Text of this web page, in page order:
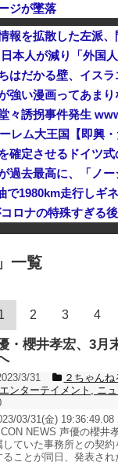
ジが墜落
てる人達、終了へ
強い漫画ってあま
々誘拐事件発生
れなくなったり、サイ
」 一覧
2 3 4
・櫻井孝宏、3月
3/31 ２ちゃん
エンターテイメント ニ
03/31(金) 19:36:49.08
NEWS 声優の櫻井
していた事務所との契
ることが同日、発表さ